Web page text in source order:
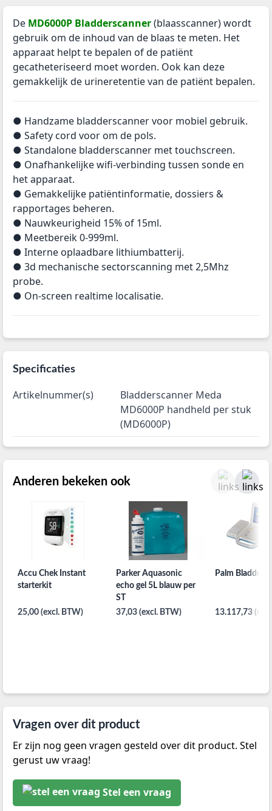
De MD6000P Bladderscanner(blaasscanner) wordt
gebruik om de inhoud van de blaas te meten. Het
apparaat helpt te bepalen of de patiënt
gecatheteriseerd moet worden. Ook kan deze
gemakkelijk de urineretentie van de patiënt bepalen.
● Handzame bladderscanner voor mobiel gebruik.
● Safety cord voor om de pols.
● Standalone bladderscanner met touchscreen.
● Onafhankelijke wifi-verbinding tussen sonde en
het apparaat.
● Gemakkelijke patiëntinformatie, dossiers &
rapportages beheren.
● Nauwkeurigheid 15% of 15ml.
● Meetbereik 0-999ml.
● Interne oplaadbare lithiumbatterij.
● 3d mechanische sectorscanning met 2,5Mhz
probe.
● On-screen realtime localisatie.
Specificaties
Artikelnummer(s)
Bladderscanner Meda
MD6000P handheld per stuk
(MD6000P)
Anderen bekeken ook
Accu Chek Instant
starterkit
25,00 (excl. BTW)
Parker Aquasonic
echo gel 5L blauw per
ST
37,03 (excl. BTW)
Palm
13.117,73
Vragen over dit product
Er zijn nog geen vragen gesteld over dit product. Stel
gerust uw vraag!
Stel een vraag